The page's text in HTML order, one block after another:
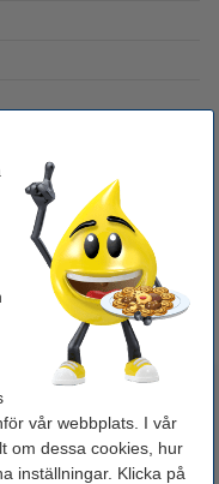
vår webbplats. I vår
om dessa cookies, hur
inställningar. Klicka på
för originalprodukten!